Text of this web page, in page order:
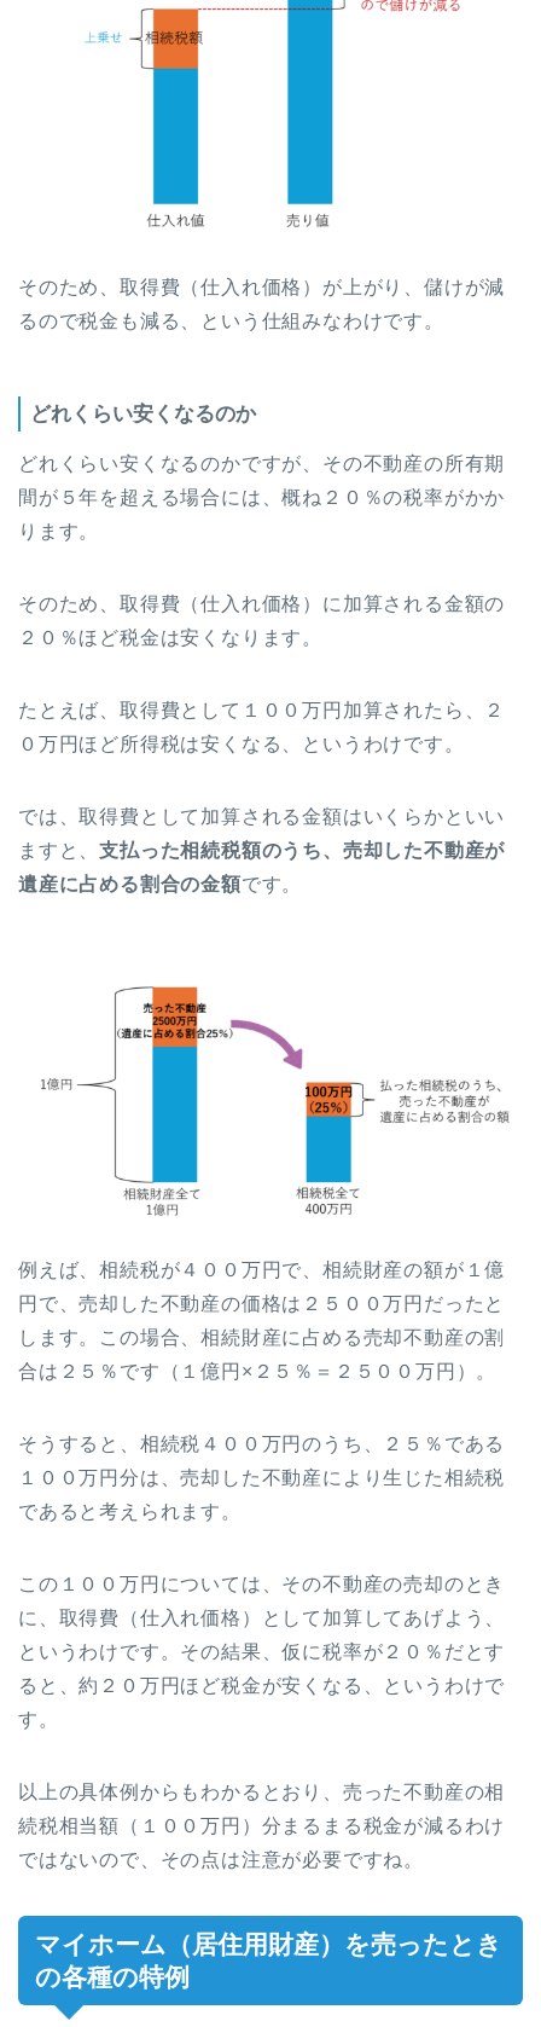
そのため、取得費（仕入れ価格）が上がり、儲けが減
るので税金も減る、という仕組みなわけです。
どれくらい安くなるのか
どれくらい安くなるのかですが、その不動産の所有期
間が５年を超える場合には、概ね２０％の税率がかか
ります。
そのため、取得費（仕入れ価格）に加算される金額の
２０％ほど税金は安くなります。
たとえば、取得費として１００万円加算されたら、２
０万円ほど所得税は安くなる、というわけです。
では、取得費として加算される金額はいくらかといい
ますと、支払った相続税額のうち、売却した不動産が
遺産に占める割合の金額です。
例えば、相続税が４００万円で、相続財産の額が１億
円で、売却した不動産の価格は２５００万円だったと
します。この場合、相続財産に占める売却不動産の割
合は２５％です（１億円×２５％＝２５００万円）。
そうすると、相続税４００万円のうち、２５％である
１００万円分は、売却した不動産により生じた相続税
であると考えられます。
この１００万円については、その不動産の売却のとき
に、取得費（仕入れ価格）として加算してあげよう、
というわけです。その結果、仮に税率が２０％だとす
ると、約２０万円ほど税金が安くなる、というわけで
す。
以上の具体例からもわかるとおり、売った不動産の相
続税相当額（１００万円）分まるまる税金が減るわけ
ではないので、その点は注意が必要ですね。
マイホーム（居住用財産）を売ったとき
の各種の特例